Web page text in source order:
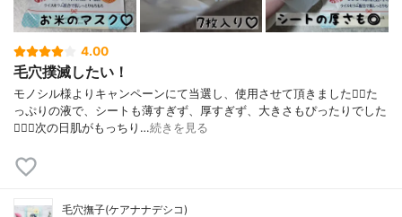
4.00
毛穴撲滅したい！
モノシル様よりキャンペーンにて当選し、使用させて頂きました🙇‍♀️た
っぷりの液で、シートも薄すぎず、厚すぎず、大きさもぴったりでした
🙆🏻‍♀️次の日肌がもっちり…続きを見る
毛穴撫子(ケアナナデシコ)